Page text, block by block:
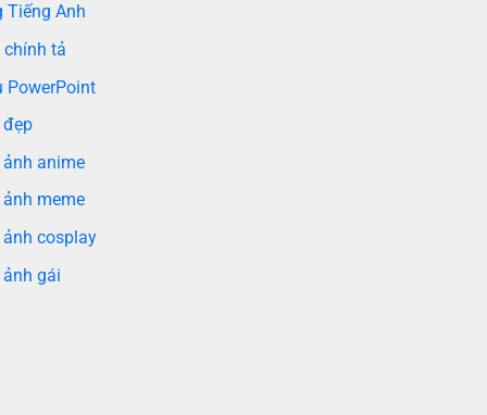
Tiếng Anh
chính tả
PowerPoint
đẹp
ảnh anime
ảnh meme
ảnh cosplay
ảnh gái